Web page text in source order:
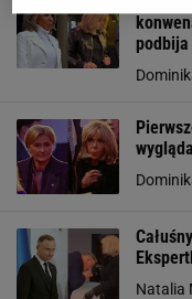
Natalia